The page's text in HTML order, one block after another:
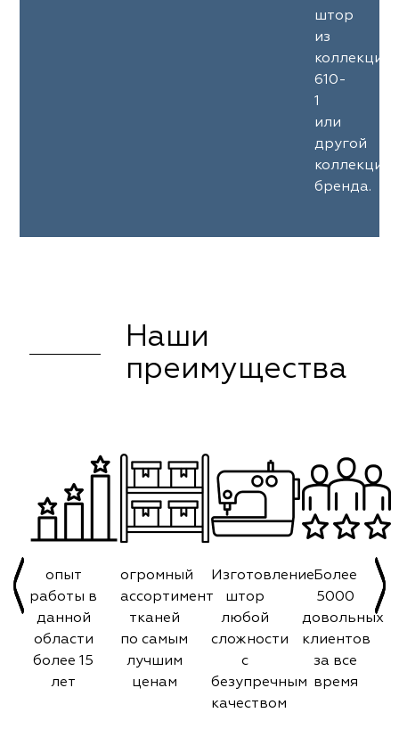
штор
из
610-
1
или
другой
коллекции
бренда.
Наши
преимущества
опыт
работы в
данной
области
более 15
лет
огромный
ассортимент
тканей
по самым
лучшим
ценам
Изготовление
штор
любой
сложности
с
безупречным
качеством
Более
5000
довольных
клиентов
за все
время